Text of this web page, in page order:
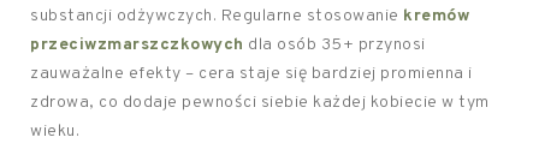
substancji odżywczych. Regularne stosowanie kremów
przeciwzmarszczkowych dla osób 35+ przynosi
zauważalne efekty – cera staje się bardziej promienna i
zdrowa, co dodaje pewności siebie każdej kobiecie w tym
wieku.